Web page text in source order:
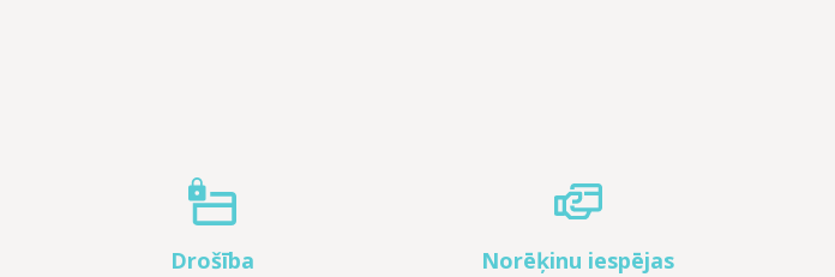
Drošība Norēķinu iespējas